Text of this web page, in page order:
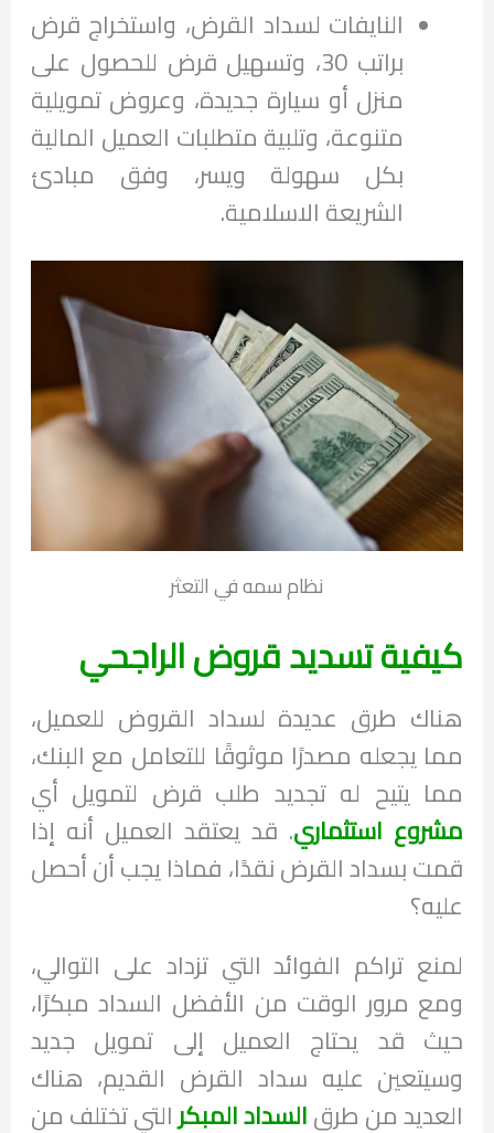
النايفات لسداد القرض، واستخراج قرض
براتب 30، وتسهيل قرض للحصول على
منزل أو سيارة جديدة، وعروض تمويلية
متنوعة، وتلبية متطلبات العميل المالية
بكل سهولة ويسر، وفق مبادئ
الشريعة الاسلامية.
نظام سمه في التعثر
كيفية تسديد قروض الراجحي
هناك طرق عديدة لسداد القروض للعميل،
مما يجعله مصدرًا موثوقًا للتعامل مع البنك،
مما يتيح له تجديد طلب قرض لتمويل أي
مشروع استثماري. قد يعتقد العميل أنه إذا
قمت بسداد القرض نقدًا، فماذا يجب أن أحصل
عليه؟
لمنع تراكم الفوائد التي تزداد على التوالي،
ومع مرور الوقت من الأفضل السداد مبكرًا،
حيث قد يحتاج العميل إلى تمويل جديد
وسيتعين عليه سداد القرض القديم، هناك
العديد من طرقالسداد المبكرالتي تختلف من